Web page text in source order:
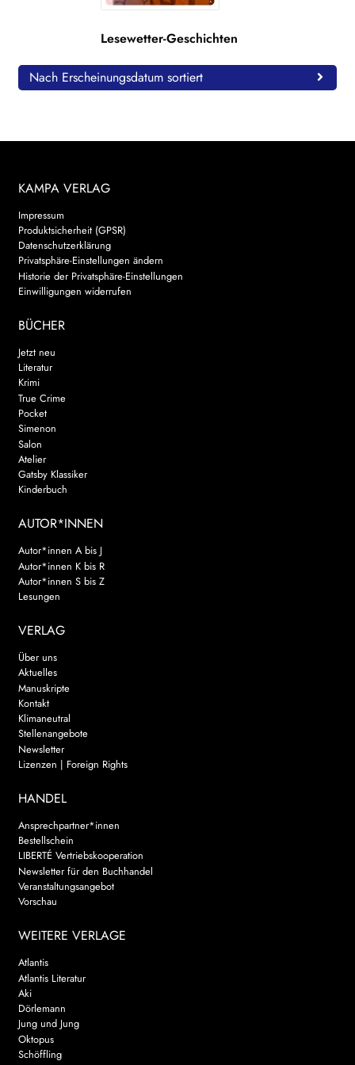
Search:
Lesewetter-Geschichten
Nach Erscheinungsdatum sortiert
KAMPA VERLAG
Impressum
Produktsicherheit (GPSR)
Datenschutzerklärung
Privatsphäre-Einstellungen ändern
Historie der Privatsphäre-Einstellungen
Einwilligungen widerrufen
BÜCHER
Jetzt neu
Literatur
Krimi
True Crime
Pocket
Simenon
Salon
Atelier
Gatsby Klassiker
Kinderbuch
AUTOR*INNEN
Autor*innen A bis J
Autor*innen K bis R
Autor*innen S bis Z
Lesungen
VERLAG
Über uns
Aktuelles
Manuskripte
Kontakt
Klimaneutral
Stellenangebote
Newsletter
Lizenzen | Foreign Rights
HANDEL
Ansprechpartner*innen
Bestellschein
LIBERTÉ Vertriebskooperation
Newsletter für den Buchhandel
Veranstaltungsangebot
Vorschau
WEITERE VERLAGE
Atlantis
Atlantis Literatur
Aki
Dörlemann
Jung und Jung
Oktopus
Schöffling